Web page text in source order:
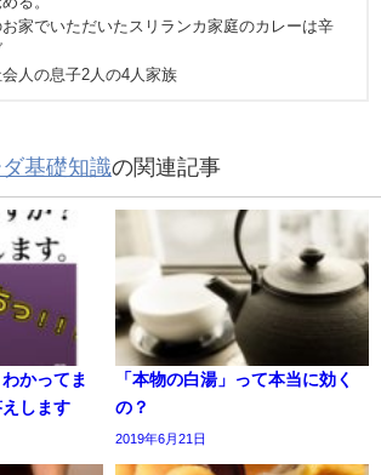
家でいただいたスリランカ家庭のカレーは辛
人の息子2人の4人家族
基礎知識の関連記事
かってま
します
「本物の白湯」って本当に効く
の？
2019年6月21日